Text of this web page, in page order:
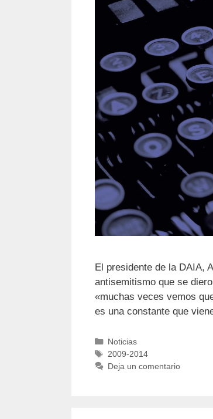
El presidente de la DAIA,
antisemitismo que se
«muchas veces vemos
es una constante que
Noticias
2009-2014
Deja un comentario